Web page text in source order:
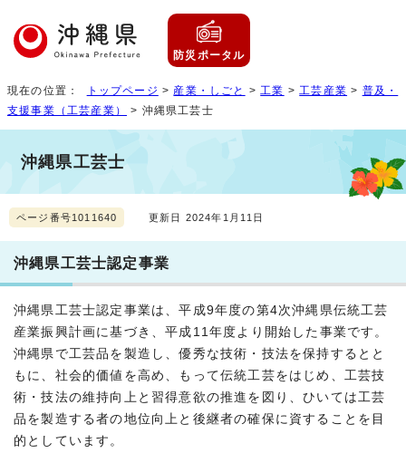
防災ポータル
現在の位置： トップページ > 産業・しごと >工業 >工芸産業 > 普及・
支援事業（工芸産業）
> 沖縄県工芸士
沖縄県工芸士
ページ番号1011640 更新日 2024年1月11日
沖縄県工芸士認定事業
沖縄県工芸士認定事業は、平成9年度の第4次沖縄県伝統工芸
産業振興計画に基づき、平成11年度より開始した事業です。
沖縄県で工芸品を製造し、優秀な技術・技法を保持するとと
もに、社会的価値を高め、もって伝統工芸をはじめ、工芸技
術・技法の維持向上と習得意欲の推進を図り、ひいては工芸
品を製造する者の地位向上と後継者の確保に資することを目
的としています。